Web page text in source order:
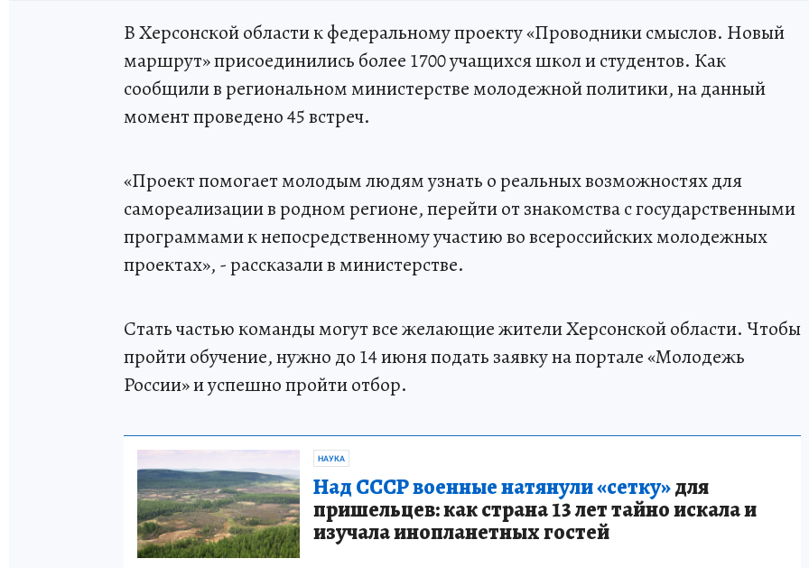
В Херсонской области к федеральному проекту «Проводники смыслов. Новый
маршрут» присоединились более 1700 учащихся школ и студентов. Как
сообщили в региональном министерстве молодежной политики, на данный
момент проведено 45 встреч.
«Проект помогает молодым людям узнать о реальных возможностях для
самореализации в родном регионе, перейти от знакомства с государственными
программами к непосредственному участию во всероссийских молодежных
проектах», - рассказали в министерстве.
Стать частью команды могут все желающие жители Херсонской области. Чтобы
пройти обучение, нужно до 14 июня подать заявку на портале «Молодежь
России» и успешно пройти отбор.
НАУКА
Над СССР военные натянули «сетку»для
пришельцев: как страна 13 лет тайно искала и
изучала инопланетных гостей